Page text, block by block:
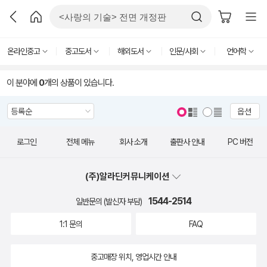
온라인중고 중고도서 해외도서 인문/사회 언어학
이 분야에 0개의 상품이 있습니다.
옵션
로그인 전체 메뉴 회사 소개 출판사 안내 PC 버전
(주)알라딘커뮤니케이션
일반문의 (발신자 부담) 1544-2514
1:1 문의 FAQ
중고매장 위치, 영업시간 안내